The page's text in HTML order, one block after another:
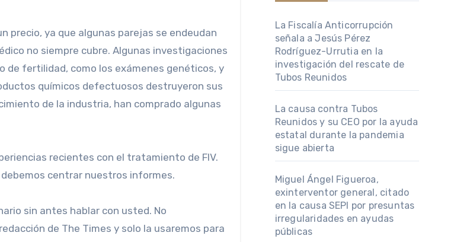
precio, ya que algunas parejas se endeudan
no siempre cubre. Algunas investigaciones
fertilidad, como los exámenes genéticos, y
químicos defectuosos destruyeron sus
de la industria, han comprado algunas
recientes con el tratamiento de FIV.
centrar nuestros informes.
de The Times y solo la usaremos para
La Fiscalía Anticorrupción
señala a Jesús Pérez
Rodríguez-Urrutia en la
investigación del rescate de
Tubos Reunidos
La causa contra Tubos
Reunidos y su CEO por la ayuda
estatal durante la pandemia
sigue abierta
Miguel Ángel Figueroa,
exinterventor general, citado
en la causa SEPI por presuntas
irregularidades en ayudas
públicas